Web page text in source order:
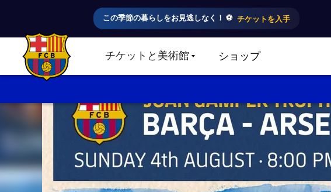
この季節の暮らしをお見逃しなく！ ⚽️ チケットを入手
FC Barcelona club badge チケットと美術館LABEL.SHARE.CARETDOWNショップ